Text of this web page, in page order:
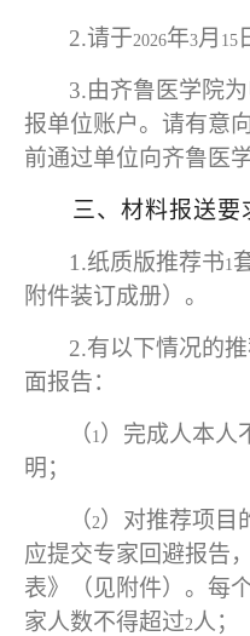
2.请于2026年3月 15
3.由齐鲁医学院
报单位账户。请有意
前通过单位向齐鲁医
三、材料报送要
1.纸质版推荐书1
附件装订成册）。
2.有以下情况的
面报告：
（ 1 ）完成人本人
明；
（2）对推荐项目
应提交专家回避报告
表》（见附件）。每
家人数不得超过2人；